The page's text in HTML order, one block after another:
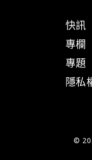
快訊
專欄
專題
隱私
©